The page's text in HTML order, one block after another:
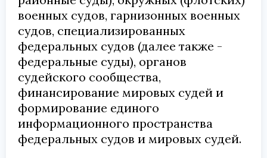
военных судов, гарнизонных военных
судов, специализированных
федеральных судов (далее также -
федеральные суды), органов
судейского сообщества,
финансирование мировых судей и
формирование единого
информационного пространства
федеральных судов и мировых судей.